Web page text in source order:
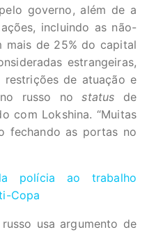
governo, além de a
incluindo as não-
mais de 25% do capital
estrangeiras,
de atuação e
russo nostatus de
com Lokshina. “Muitas
fechando as portas no
polícia ao trabalho
Copa
usa argumento de